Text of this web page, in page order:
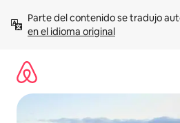
contenido
Parte del contenido se tradujo
en el idioma original